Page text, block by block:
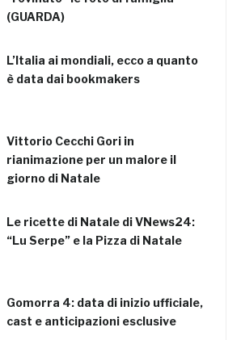
(GUARDA)
L’Italia ai mondiali, ecco a quanto
è data dai bookmakers
Vittorio Cecchi Gori in
rianimazione per un malore il
giorno di Natale
Le ricette di Natale di VNews24:
“Lu Serpe” e la Pizza di Natale
Gomorra 4: data di inizio ufficiale,
cast e anticipazioni esclusive